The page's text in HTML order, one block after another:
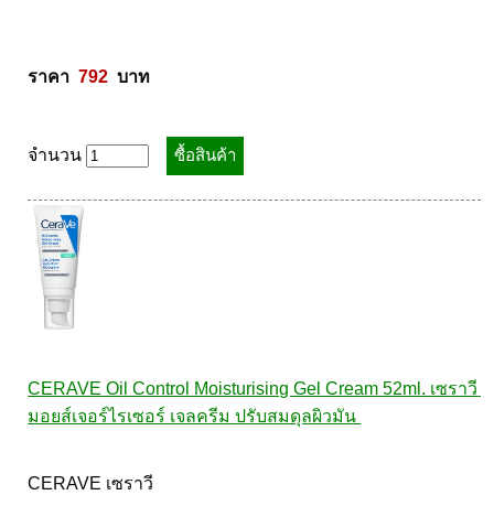
ราคา 792
  บาท
จำนวน
CERAVE Oil Control Moisturising Gel Cream 52ml. เซราวี
มอยส์เจอร์ไรเซอร์ เจลครีม ปรับสมดุลผิวมัน
CERAVE เซราวี